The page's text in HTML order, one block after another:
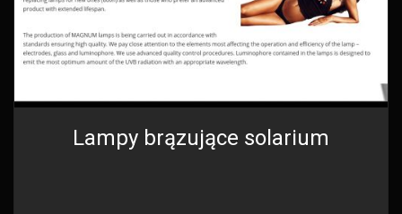
Lampy brązujące solarium